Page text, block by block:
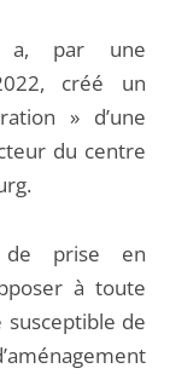
a, par une
créé un
» d’une
du centre
de prise en
à toute
susceptible de